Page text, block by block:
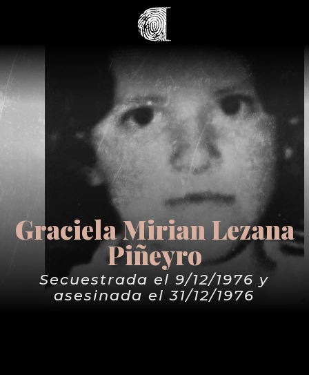
Graciela Mirian Lezana
Piñeyro
Secuestrada el 9/12/1976 y
asesinada el 31/12/1976